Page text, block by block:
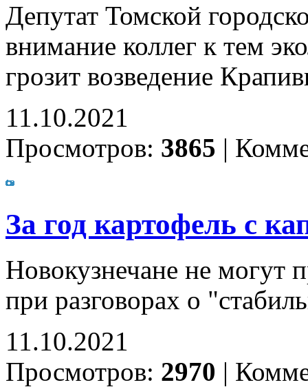
Депутат Томской
внимание коллег к тем
грозит возведение
11.10.2021
Просмотров: 3865 |
За год картофель с
Новокузнечане не
при разговорах о
11.10.2021
Просмотров: 2970 |